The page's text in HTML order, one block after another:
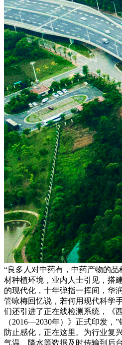
“良多人对中药有，中药产物的
材种植环境，业内人士引见，搭
的现代化，十年弹指一挥间，华
管咏梅回忆说，若何用现代科学
们还引进了正在线检测系统，《
（2016—2030年）》正式印发，
防止感化，正在这里。为行业复
气温、降水等数据及时传输到后